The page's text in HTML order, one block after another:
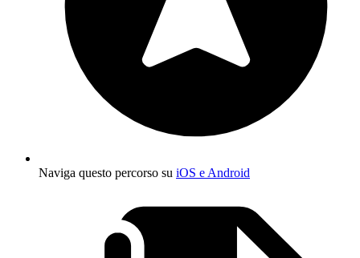
Naviga questo percorso su iOS e Android